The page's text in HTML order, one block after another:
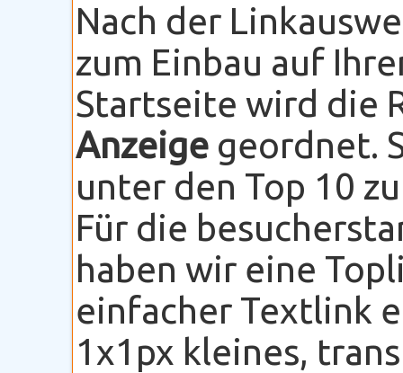
Nach der
zum Einbau auf
Startseite wird die
Anzeigegeordnet.
unter den Top 10
Für die
haben wir eine
einfacher Textlink
1x1px kleines,